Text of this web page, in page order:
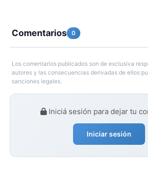
Comentarios 0
Los comentarios publicados son de exclusiva
autores y las consecuencias derivadas de ellos
sanciones legales.
Iniciá sesión para dejar tu
Iniciar sesión